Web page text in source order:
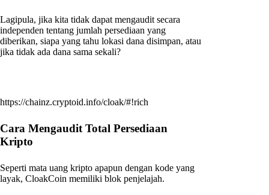
Lagipula, jika kita tidak dapat mengaudit secara
independen tentang jumlah persediaan yang
diberikan, siapa yang tahu lokasi dana disimpan, atau
jika tidak ada dana sama sekali?
https://chainz.cryptoid.info/cloak/#!rich
Cara Mengaudit Total Persediaan
Kripto
Seperti mata uang kripto apapun dengan kode yang
layak, CloakCoin memiliki blok penjelajah.